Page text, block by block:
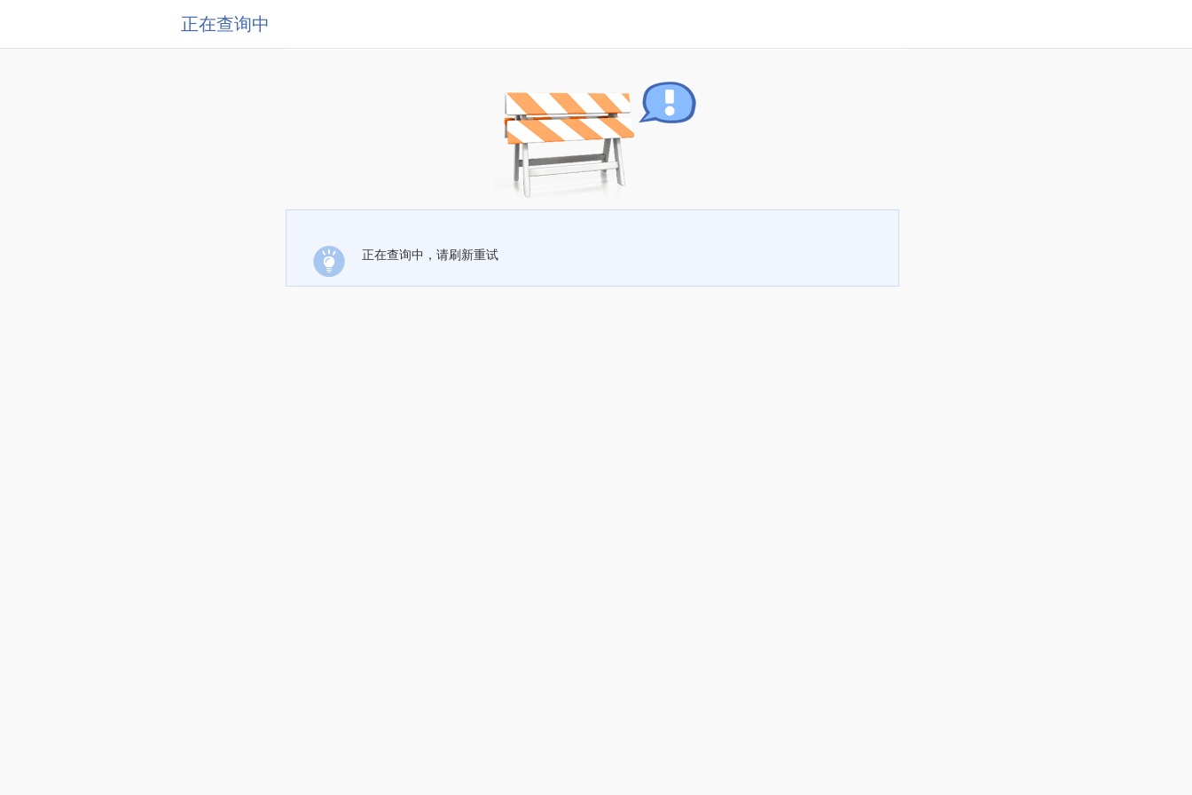
正在查询中
正在查询中，请刷新重试